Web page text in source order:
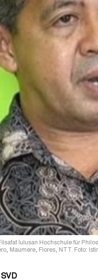
lulusan Hochschule für
Maumere, Flores, NTT. Foto: